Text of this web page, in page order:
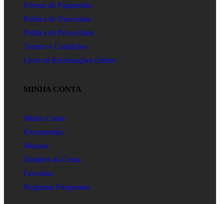
Formas de Pagamento
Política de Descontos
Política de Privacidade
Termos e Condições
Livro de Reclamações Online
MINHA CONTA
Minha Conta
Encomendas
Morada
Detalhes da Conta
Favoritos
Perguntas Frequentes